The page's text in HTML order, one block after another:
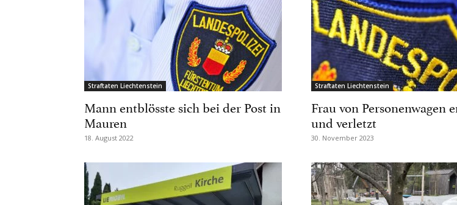
Straftaten Liechtenstein
Mann entblösste sich bei der Post in
Mauren
18. August 2022
Straftaten Liechtenstein
Frau von Personenwagen
und verletzt
30. November 2023